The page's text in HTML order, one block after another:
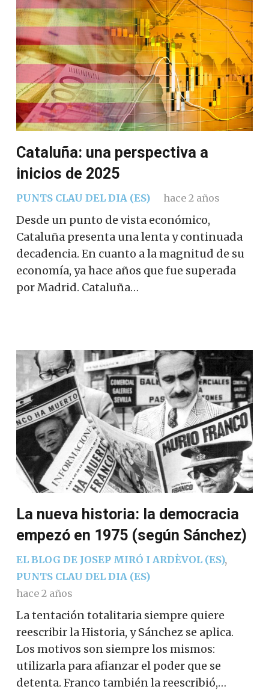
Cataluña: una perspectiva a
inicios de 2025
PUNTS CLAU DEL DIA (ES) hace 2 años
Desde un punto de vista económico,
Cataluña presenta una lenta y continuada
decadencia. En cuanto a la magnitud de su
economía, ya hace años que fue superada
por Madrid. Cataluña…
La nueva historia: la democracia
empezó en 1975 (según Sánchez)
EL BLOG DE JOSEP MIRÓ I ARDÈVOL (ES),
PUNTS CLAU DEL DIA (ES)
hace 2 años
La tentación totalitaria siempre quiere
reescribir la Historia, y Sánchez se aplica.
Los motivos son siempre los mismos:
utilizarla para afianzar el poder que se
detenta. Franco también la reescribió,…